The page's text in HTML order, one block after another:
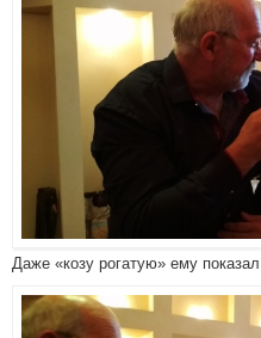
Даже «козу рогатую» ему показал